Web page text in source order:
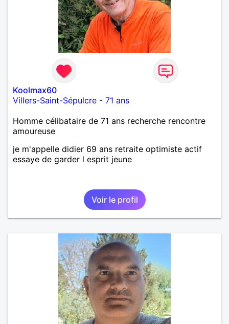
Koolmax60
Villers-Saint-Sépulcre - 71 ans
Homme célibataire de 71 ans recherche rencontre
amoureuse
je m'appelle didier 69 ans retraite optimiste actif
essaye de garder l esprit jeune
Voir le profil